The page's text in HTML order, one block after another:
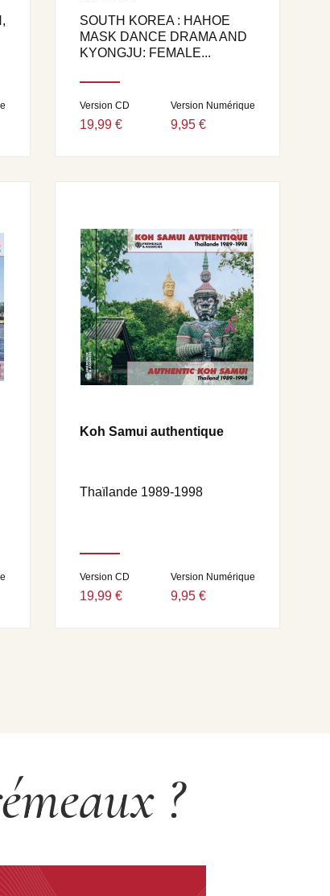
SOUTH KOREA : HAHOE
MASK DANCE DRAMA AND
KYONGJU: FEMALE...
Version CD
19,99 €
Version Numérique
9,95 €
Koh Samui authentique
Thaïlande 1989-1998
Version CD
19,99 €
Version Numérique
9,95 €
?